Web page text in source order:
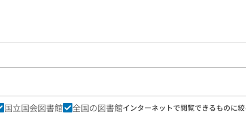
国立国会図書館 全国の図書館インターネットで閲覧できるものに絞